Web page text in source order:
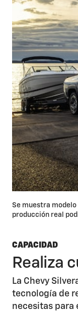
Se muestra
producción real
CAPACIDAD
Realiza
La Chevy
tecnología de
necesitas para